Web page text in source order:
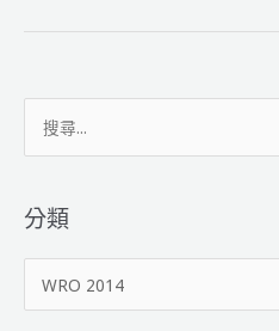
規
鍵
分類
類